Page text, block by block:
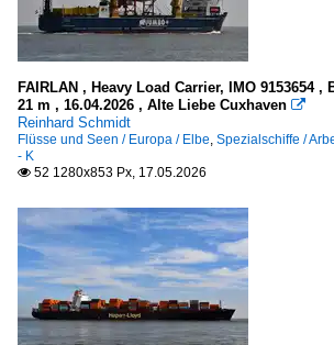
FAIRLAN , Heavy Load Carrier, IMO 9153654 ,
21 m , 16.04.2026 , Alte Liebe Cuxhaven 
Reinhard Schmidt
Flüsse und Seen / Europa / Elbe, Spezialschiffe /
- K
 52 1280x853 Px, 17.05.2026